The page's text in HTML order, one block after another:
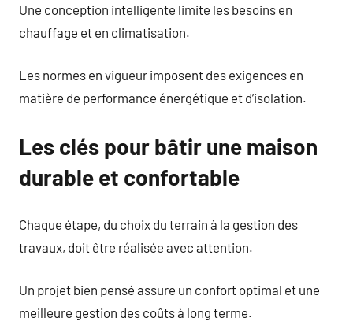
Une conception intelligente limite les besoins en
chauffage et en climatisation.
Les normes en vigueur imposent des exigences en
matière de performance énergétique et d’isolation.
Les clés pour bâtir une maison
durable et confortable
Chaque étape, du choix du terrain à la gestion des
travaux, doit être réalisée avec attention.
Un projet bien pensé assure un confort optimal et une
meilleure gestion des coûts à long terme.